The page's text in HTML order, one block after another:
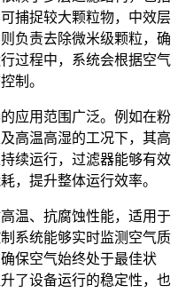
捕捉较大颗粒物，中效层
负责去除微米级颗粒，确
过程中，系统会根据空气
制。
应用范围广泛。例如在粉
高温高湿的工况下，其高
续运行，过滤器能够有效
，提升整体运行效率。
温、抗腐蚀性能，适用于
系统能够实时监测空气质
保空气始终处于最佳状
了设备运行的稳定性，也